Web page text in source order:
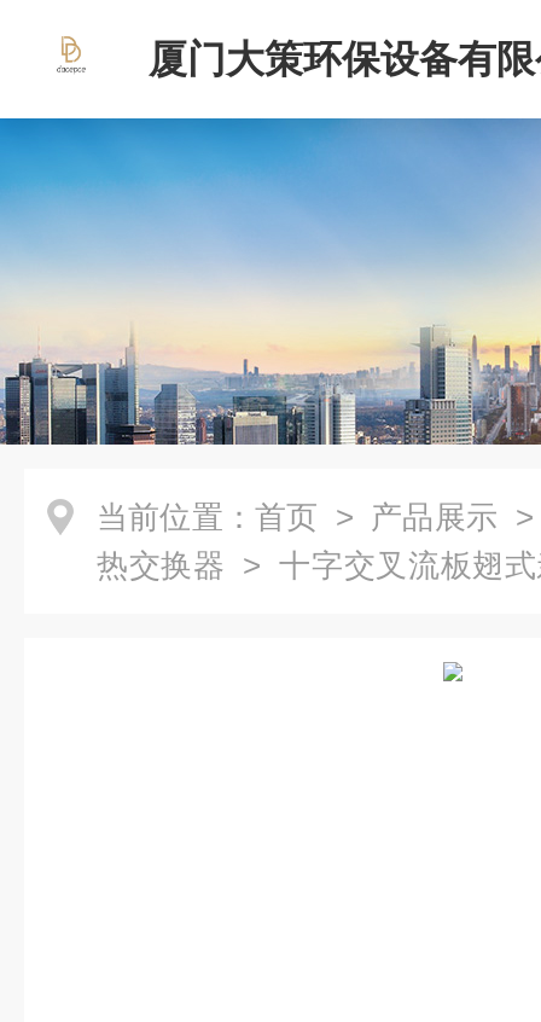
厦门大策环保设备有
当前位置： 首页 > 产品展示
热交换器 > 十字交叉流板翅